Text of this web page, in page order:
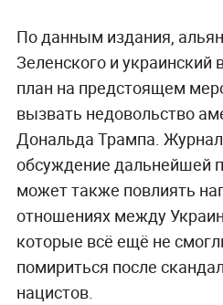
По данным издания,
Зеленского и украинский
план на предстоящем
вызвать недовольство
Дональда Трампа.
обсуждение дальнейшей
может также повлиять
отношениях между
которые всё ещё не
помириться после
нацистов.